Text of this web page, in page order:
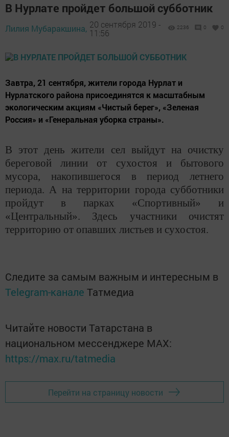
В Нурлате пройдет большой субботник
Лилия Мубаракшина, 20 сентября 2019 -
11:56
2236 0 0
Завтра, 21 сентября, жители города Нурлат и
Нурлатского района присоединятся к масштабным
экологическим акциям «Чистый берег», «Зеленая
Россия» и «Генеральная уборка страны».
В этот день жители сел выйдут на очистку
береговой линии от сухостоя и бытового
мусора, накопившегося в период летнего
периода. А на территории города субботники
пройдут в парках «Спортивный» и
«Центральный». Здесь участники очистят
территорию от опавших листьев и сухостоя.
Следите за самым важным и интересным в
Telegram-канале Татмедиа
Читайте новости Татарстана в
национальном мессенджере MАХ:
https://max.ru/tatmedia
Перейти на страницу новости